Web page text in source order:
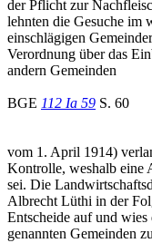
der Pflicht zur
lehnten die Gesuche im
einschlägigen
Verordnung über das
andern Gemeinden
BGE 112 Ia 59 S. 60
vom 1. April 1914)
Kontrolle, weshalb eine
sei. Die
Albrecht Lüthi in der
Entscheide auf und
genannten Gemeinden